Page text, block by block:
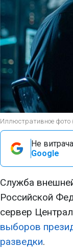
Иллюстративное фото
Не
Google
Служба
Российской
сервер
выборов
разведки.